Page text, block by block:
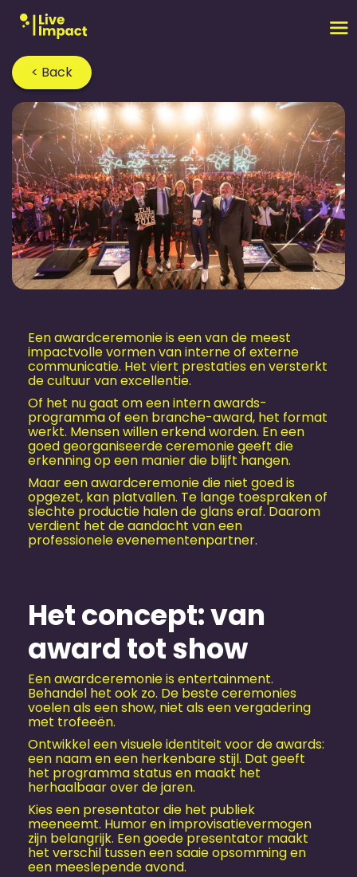
< Back
Home›Blog
Een awardceremonie is een van de meest
impactvolle vormen van interne of externe
communicatie. Het viert prestaties en versterkt
de cultuur van excellentie.
Of het nu gaat om een intern awards-
programma of een branche-award, het format
werkt. Mensen willen erkend worden. En een
goed georganiseerde ceremonie geeft die
erkenning op een manier die blijft hangen.
Maar een awardceremonie die niet goed is
opgezet, kan platvallen. Te lange toespraken of
slechte productie halen de glans eraf. Daarom
verdient het de aandacht van een
professionele evenementenpartner.
Het concept: van
award tot show
Een awardceremonie is entertainment.
Behandel het ook zo. De beste ceremonies
voelen als een show, niet als een vergadering
met trofeeën.
Ontwikkel een visuele identiteit voor de awards:
een naam en een herkenbare stijl. Dat geeft
het programma status en maakt het
herhaalbaar over de jaren.
Kies een presentator die het publiek
meeneemt. Humor en improvisatievermogen
zijn belangrijk. Een goede presentator maakt
het verschil tussen een saaie opsomming en
een meeslepende avond.